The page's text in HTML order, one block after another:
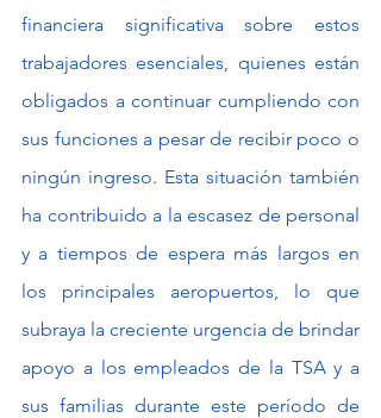
financiera significativa sobre estos
trabajadores esenciales, quienes están
obligados a continuar cumpliendo con
sus funciones a pesar de recibir poco o
ningún ingreso. Esta situación también
ha contribuido a la escasez de personal
y a tiempos de espera más largos en
los principales aeropuertos, lo que
subraya la creciente urgencia de brindar
apoyo a los empleados de la TSA y a
sus familias durante este período de